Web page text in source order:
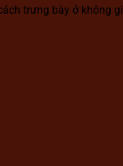
trưng bày ở không